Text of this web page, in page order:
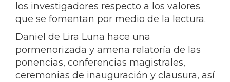
los investigadores respecto a los valores
que se fomentan por medio de la lectura.
Daniel de Lira Luna hace una
pormenorizada y amena relatoría de las
ponencias, conferencias magistrales,
ceremonias de inauguración y clausura, así